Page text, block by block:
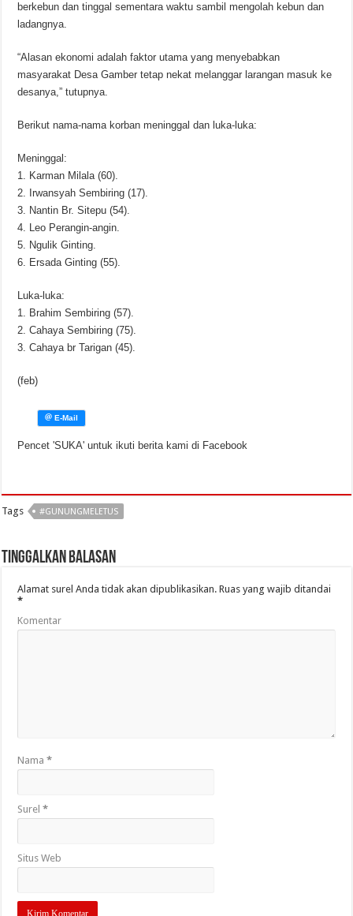
berkebun dan tinggal sementara waktu sambil mengolah kebun dan
ladangnya.
“Alasan ekonomi adalah faktor utama yang menyebabkan
masyarakat Desa Gamber tetap nekat melanggar larangan masuk ke
desanya,” tutupnya.
Berikut nama-nama korban meninggal dan luka-luka:
Meninggal:
1. Karman Milala (60).
2. Irwansyah Sembiring (17).
3. Nantin Br. Sitepu (54).
4. Leo Perangin-angin.
5. Ngulik Ginting.
6. Ersada Ginting (55).
Luka-luka:
1. Brahim Sembiring (57).
2. Cahaya Sembiring (75).
3. Cahaya br Tarigan (45).
(feb)
Pencet 'SUKA' untuk ikuti berita kami di Facebook
Tags #GUNUNGMELETUS
Tinggalkan Balasan
Alamat surel Anda tidak akan dipublikasikan. Ruas yang wajib ditandai
*
Komentar
Nama*
Surel*
Situs Web